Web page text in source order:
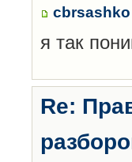
cbrsashko
я так
Re: